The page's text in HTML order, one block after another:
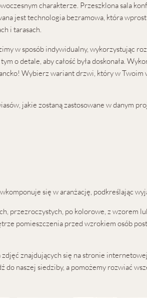
charakterze. Przeszklona sala
jest technologia bezramowa, która
i tarasach.
w sposób indywidualny, wykorzystując
o detale, aby całość była doskonała.
Wybierz wariant drzwi, który w
jakie zostaną zastosowane w danym
się w aranżację, podkreślając
przezroczystych, po kolorowe, z wzorem
pomieszczenia przed wzrokiem osób
znajdujących się na stronie
naszej siedziby, a pomożemy rozwiać